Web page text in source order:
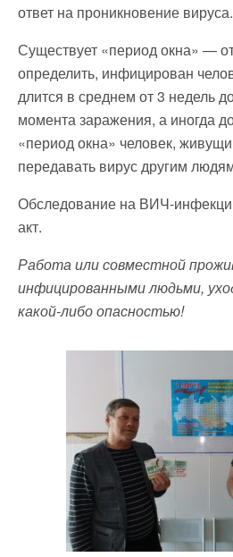
ответ на проникновение вируса.
Существует «период окна» —
определить, инфицирован
длится в среднем от 3 недель
момента заражения, а иногда
«период окна» человек,
передавать вирус другим
Обследование на ВИЧ-
акт.
Работа или совместной
инфицированными людьми,
какой-либо опасностью!